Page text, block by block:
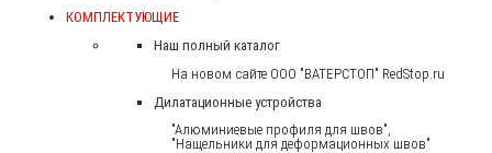
КОМПЛЕКТУЮЩИЕ
Наш полный каталог
На новом сайте ООО "ВАТЕРСТОП" RedStop.ru
Дилатационные устройства
"Алюминиевые профиля для швов",
"Нащельники для деформационных швов"